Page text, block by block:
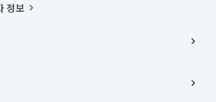
정보
종로구 율곡로 6(중학동, 트윈트리빌딩) B동 5층
종로구 수송동 율곡로 24, 7층, 8층 미소